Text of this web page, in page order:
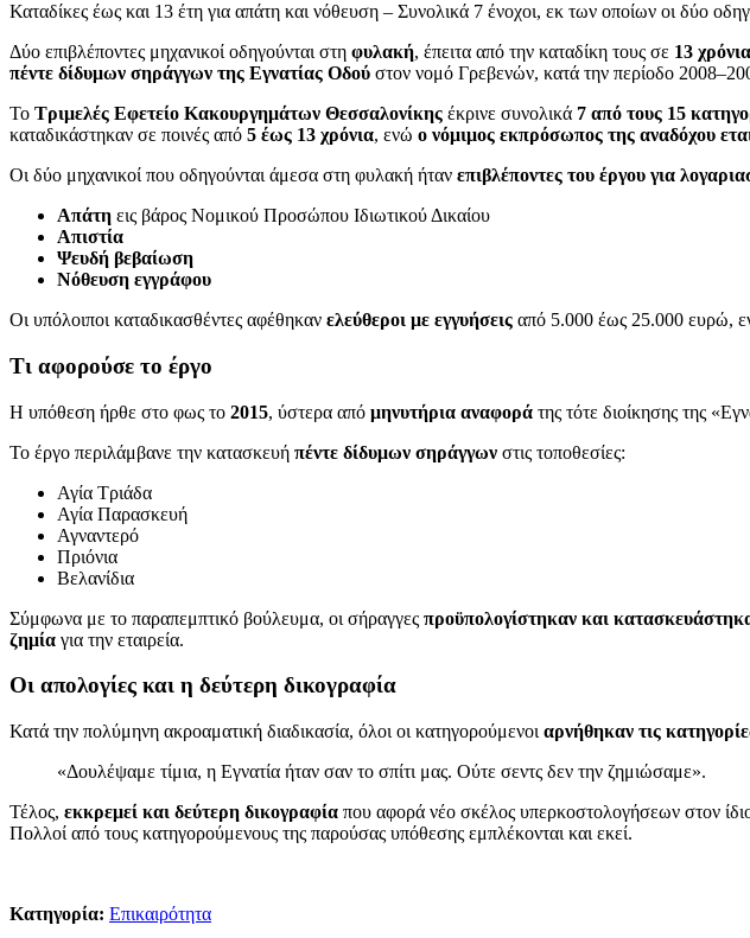
Καταδίκες έως και 13 έτη για απάτη και νόθευση – Συνολικά 7 ένοχοι, εκ των οποίων οι δύο
Δύο επιβλέποντες μηχανικοί οδηγούνται στη φυλακή, έπειτα από την καταδίκη τους σε 13
πέντε δίδυμων σηράγγων της Εγνατίας Οδού στον νομό Γρεβενών, κατά την περίοδο
Το Τριμελές Εφετείο Κακουργημάτων Θεσσαλονίκης έκρινε συνολικά 7 από τους 15
καταδικάστηκαν σε ποινές από 5 έως 13 χρόνια, ενώ ο νόμιμος εκπρόσωπος της αναδόχου
Οι δύο μηχανικοί που οδηγούνται άμεσα στη φυλακή ήταν επιβλέποντες του έργου για
Απάτη εις βάρος Νομικού Προσώπου Ιδιωτικού Δικαίου
Απιστία
Ψευδή βεβαίωση
Νόθευση εγγράφου
Οι υπόλοιποι καταδικασθέντες αφέθηκαν ελεύθεροι με εγγυήσεις από 5.000 έως 25.000 ευρώ,
Τι αφορούσε το έργο
Η υπόθεση ήρθε στο φως το 2015, ύστερα από μηνυτήρια αναφορά της τότε διοίκησης της
Το έργο περιλάμβανε την κατασκευή πέντε δίδυμων σηράγγων στις τοποθεσίες:
Αγία Τριάδα
Αγία Παρασκευή
Αγναντερό
Πριόνια
Βελανίδια
Σύμφωνα με το παραπεμπτικό βούλευμα, οι σήραγγες προϋπολογίστηκαν και
ζημία για την εταιρεία.
Οι απολογίες και η δεύτερη δικογραφία
Κατά την πολύμηνη ακροαματική διαδικασία, όλοι οι κατηγορούμενοι αρνήθηκαν τις
«Δουλέψαμε τίμια, η Εγνατία ήταν σαν το σπίτι μας. Ούτε σεντς δεν την ζημιώσαμε».
Τέλος, εκκρεμεί και δεύτερη δικογραφία που αφορά νέο σκέλος υπερκοστολογήσεων στον
Πολλοί από τους κατηγορούμενους της παρούσας υπόθεσης εμπλέκονται και εκεί.
Κατηγορία: Επικαιρότητα